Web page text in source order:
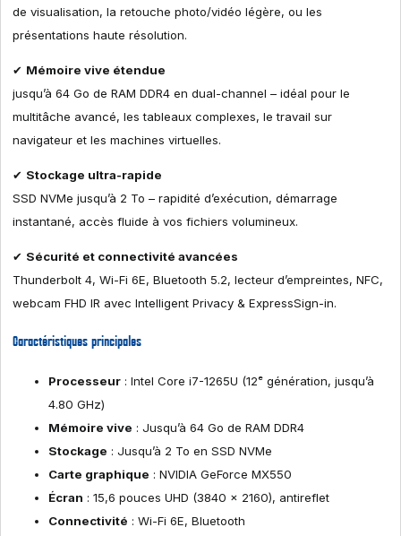
de visualisation, la retouche photo/vidéo légère, ou les
présentations haute résolution.
✔ Mémoire vive étendue
jusqu’à 64 Go de RAM DDR4 en dual-channel – idéal pour le
multitâche avancé, les tableaux complexes, le travail sur
navigateur et les machines virtuelles.
✔ Stockage ultra-rapide
SSD NVMe jusqu’à 2 To – rapidité d’exécution, démarrage
instantané, accès fluide à vos fichiers volumineux.
✔ Sécurité et connectivité avancées
Thunderbolt 4, Wi-Fi 6E, Bluetooth 5.2, lecteur d’empreintes, NFC,
webcam FHD IR avec Intelligent Privacy & ExpressSign-in.
Caractéristiques principales
Processeur : Intel Core i7-1265U (12ᵉ génération, jusqu’à
4.80 GHz)
Mémoire vive : Jusqu’à 64 Go de RAM DDR4
Stockage : Jusqu’à 2 To en SSD NVMe
Carte graphique : NVIDIA GeForce MX550
Écran : 15,6 pouces UHD (3840 x 2160), antireflet
Connectivité : Wi-Fi 6E, Bluetooth